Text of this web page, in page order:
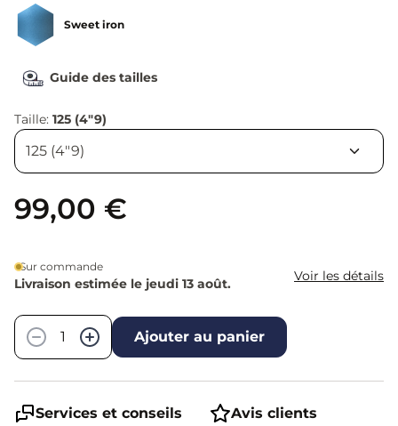
Sweet iron
Guide des tailles
Taille: 125 (4"9)
99,00 €
Sur commande
Livraison estimée le jeudi 13 août. Voir les détails
−
+ Ajouter au panier
Services et conseils Avis clients